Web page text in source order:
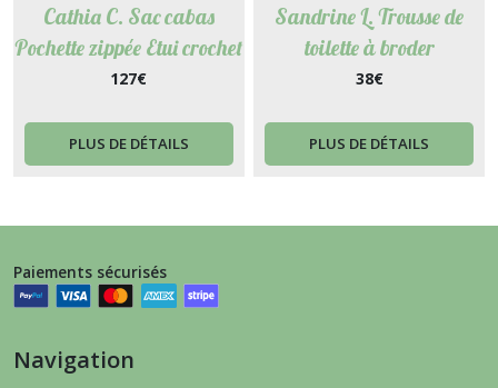
Cathia C. Sac cabas
Pochette zippée Etui crochet
127€
PLUS DE DÉTAILS
Sandrine L. Trousse de
toilette à broder
38€
PLUS DE DÉTAILS
Paiements sécurisés
Navigation